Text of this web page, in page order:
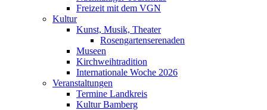
Freizeit mit dem VGN
Kultur
Kunst, Musik, Theater
Rosengartenserenaden
Museen
Kirchweihtradition
Internationale Woche 2026
Veranstaltungen
Termine Landkreis
Kultur Bamberg